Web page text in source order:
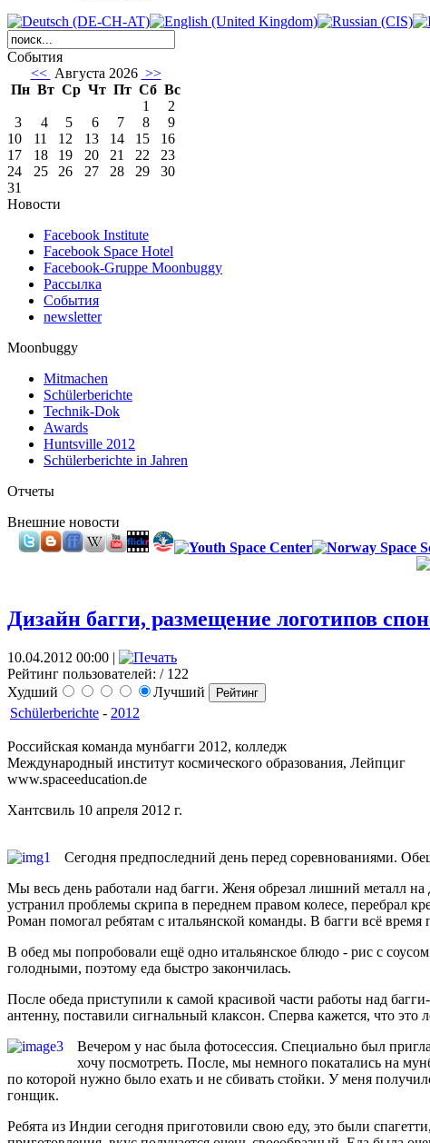
События
<< Августа 2026 >>
Пн Вт Ср Чт Пт Сб Вс
1
2
3
4 5 6 7 8
9
10
11 12 13 14 15
16
17
18 19 20 21 22
23
24
25 26 27 28 29
30
31
Новости
Facebook Institute
Facebook Space Hotel
Facebook-Gruppe Moonbuggy
Рассылка
События
newsletter
Moonbuggy
Mitmachen
Schülerberichte
Technik-Dok
Awards
Huntsville 2012
Schülerberichte in Jahren
Отчеты
Внешние новости
Дизайн багги, размещение логотипов
10.04.2012 00:00 |
Рейтинг пользователей: / 122
Худший
Лучший
Schülerberichte - 2012
Российская команда мунбагги 2012, колледж
Международный институт космического образования, Лейпциг
www.spaceeducation.de
Хантсвиль 10 апреля 2012 г.
Сегодня предпоследний день перед соревнованиями.
Мы весь день работали над багги. Женя обрезал лишний металл
устранил проблемы скрипа в переднем правом колесе, перебрал
Роман помогал ребятам с итальянской команды. В багги всё
В обед мы попробовали ещё одно итальянское блюдо - рис с
голодными, поэтому еда быстро закончилась.
После обеда приступили к самой красивой части работы над
антенну, поставили сигнальный клаксон. Сперва кажется, что это
Вечером у нас была фотосессия. Специально был
хочу посмотреть. После, мы немного покатались на
по которой нужно было ехать и не сбивать стойки. У меня
гонщик.
Ребята из Индии сегодня приготовили свою еду, это были